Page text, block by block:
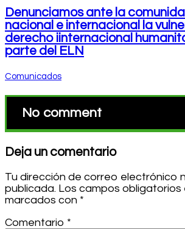
Denunciamos ante la
nacional e internacional la
derecho iinternacional
parte del ELN
Comunicados
No comment
Deja un comentario
Tu dirección de correo electrónico
publicada. Los campos obligatorios
marcados con *
Comentario *